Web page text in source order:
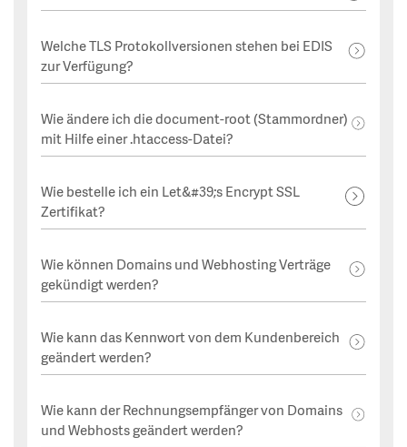
Welche TLS Protokollversionen stehen bei EDIS
zur Verfügung?
Wie ändere ich die document-root (Stammordner)
mit Hilfe einer .htaccess-Datei?
Wie bestelle ich ein Let&#39;s Encrypt SSL
Zertifikat?
Wie können Domains und Webhosting Verträge
gekündigt werden?
Wie kann das Kennwort von dem Kundenbereich
geändert werden?
Wie kann der Rechnungsempfänger von Domains
und Webhosts geändert werden?